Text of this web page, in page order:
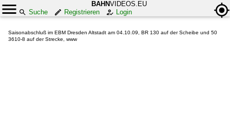
BAHNVIDEOS.EU
Suche
Registrieren Login
Saisonabschluß im EBM Dresden Altstadt am 04.10.09, BR 130 auf der Scheibe und 50
3610-8 auf der Strecke, www